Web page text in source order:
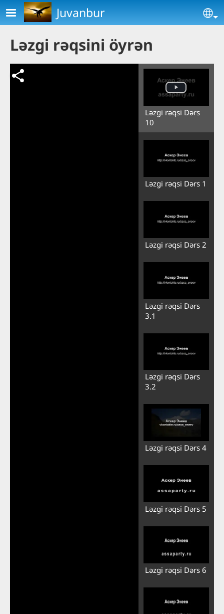
Skip to main content
Juvanbur
Ləzgi rəqsini öyrən
Ləzgi rəqsi Dərs
10
Ləzgi rəqsi Dərs 1
Ləzgi rəqsi Dərs 2
Ləzgi rəqsi Dərs
3.1
Ləzgi rəqsi Dərs
3.2
Ləzgi rəqsi Dərs 4
Ləzgi rəqsi Dərs 5
Ləzgi rəqsi Dərs 6